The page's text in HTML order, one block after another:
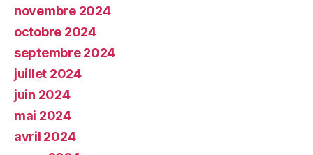
novembre 2024
octobre 2024
septembre 2024
juillet 2024
juin 2024
mai 2024
avril 2024